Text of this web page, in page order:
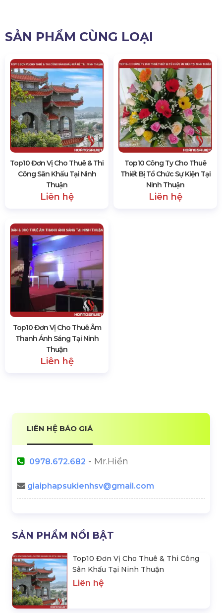
SẢN PHẨM CÙNG LOẠI
Top10 Đơn Vị Cho Thuê & Thi
Công Sân Khấu Tại Ninh
Thuận
Liên hệ
Top10 Công Ty Cho Thuê
Thiết Bị Tổ Chức Sự Kiện Tại
Ninh Thuận
Liên hệ
Top10 Đơn Vị Cho Thuê Âm
Thanh Ánh Sáng Tại Ninh
Thuận
Liên hệ
LIÊN HỆ BÁO GIÁ
- Mr.Hiền
giaiphapsukienhsv@gmail.com
SẢN PHẨM NỔI BẬT
Top10 Đơn Vị Cho Thuê & Thi Công
Sân Khấu Tại Ninh Thuận
Liên hệ